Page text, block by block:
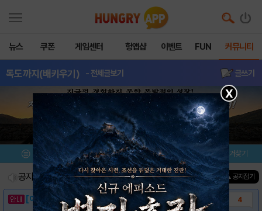
뉴스 쿠폰 게임센터 헝앱샵 이벤트 FUN 커뮤니티
독도까지(배키우기) - 전체글보기 글쓰기
메뉴 이벤트/미션 설치/평가 즐겨찾기
공지사항 진행중인 이벤트0건 ▲ 공지접기
[이벤트] 웃음으로 매일매일 해피! 유머 게시.. 4
X